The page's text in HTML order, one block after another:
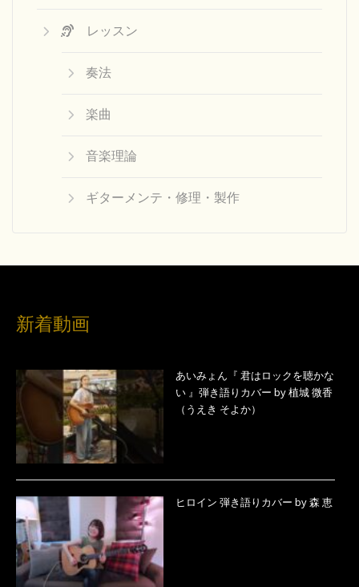
レッスン
奏法
楽曲
音楽理論
ギターメンテ・修理・製作
新着動画
あいみょん『 君はロックを聴かな
い 』弾き語りカバー by 植城 微香
（うえき そよか）
ヒロイン 弾き語りカバー by 森 恵